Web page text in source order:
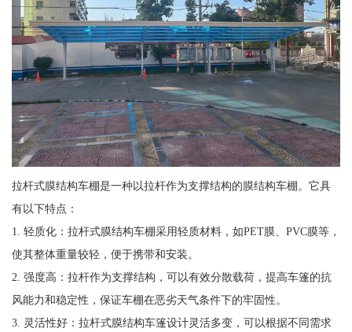
拉杆式膜结构车棚是一种以拉杆作为支撑结构的膜结构车棚。它具
有以下特点：
1. 轻质化：拉杆式膜结构车棚采用轻质材料，如PET膜、PVC膜等，
使其整体重量较轻，便于携带和安装。
2. 强度高：拉杆作为支撑结构，可以有效分散载荷，提高车篷的抗
风能力和稳定性，保证车棚在恶劣天气条件下的牢固性。
3. 灵活性好：拉杆式膜结构车篷设计灵活多变，可以根据不同需求